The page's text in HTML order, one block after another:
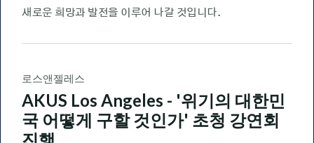
새로운 희망과 발전을 이루어 나갈 것입니다.
로스앤젤레스
AKUS Los Angeles - '위기의 대한민
국 어떻게 구할 것인가' 초청 강연회
진행